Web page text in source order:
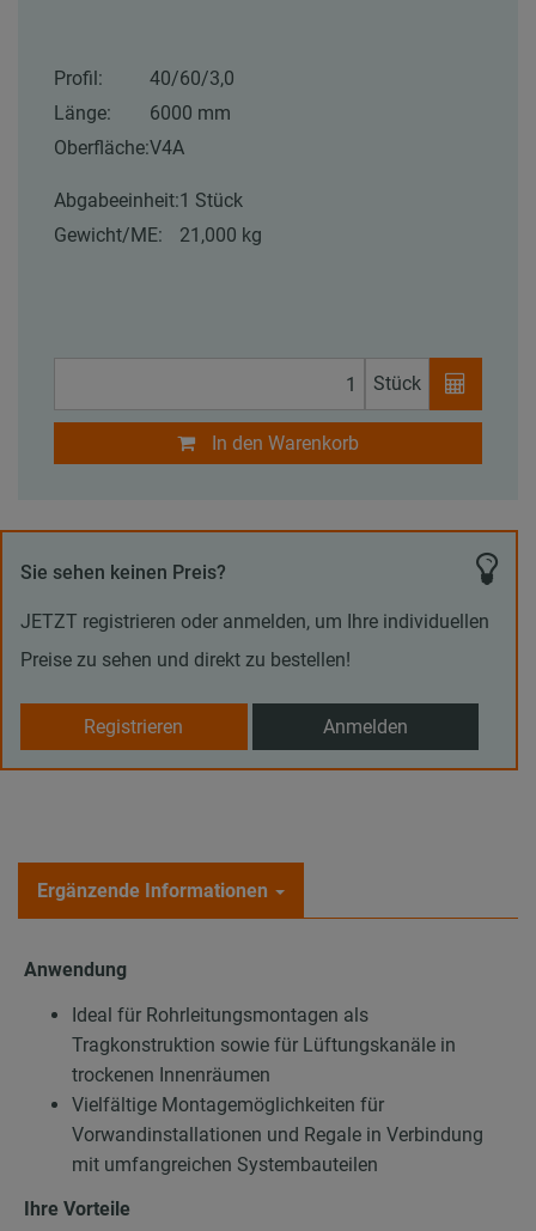
Profil:
40/60/3,0
Länge:
6000 mm
Oberfläche:V4A
Abgabeeinheit:1 Stück
Gewicht/ME:
21,000 kg
Stück
In den Warenkorb
Sie sehen keinen Preis?
JETZT registrieren oder anmelden, um Ihre individuellen
Preise zu sehen und direkt zu bestellen!
Registrieren Anmelden
Ergänzende Informationen
Anwendung
Ideal für Rohrleitungsmontagen als
Tragkonstruktion sowie für Lüftungskanäle in
trockenen Innenräumen
Vielfältige Montagemöglichkeiten für
Vorwandinstallationen und Regale in Verbindung
mit umfangreichen Systembauteilen
Ihre Vorteile